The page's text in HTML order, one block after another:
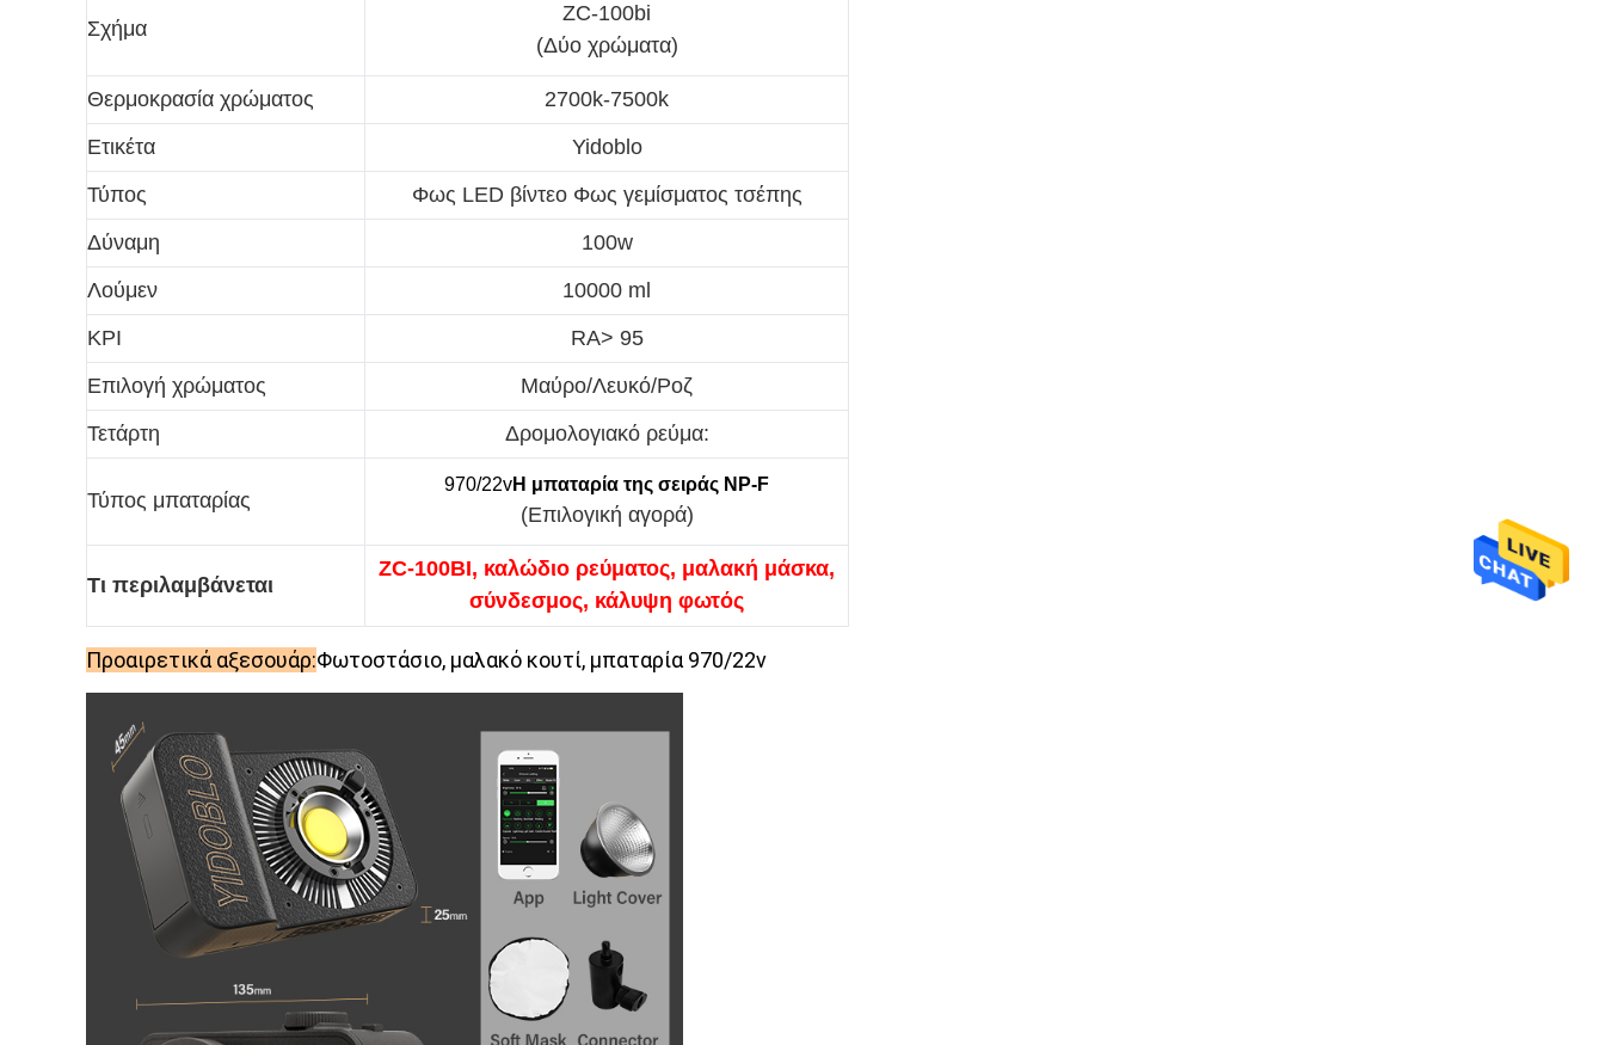
Σχήμα
ZC-100bi
(Δύο χρώματα)
Θερμοκρασία χρώματος
2700k-7500k
Ετικέτα
Yidoblo
Τύπος
Φως LED βίντεο Φως γεμίσματος τσέπης
Δύναμη
100w
Λούμεν
10000 ml
ΚΡΙ
RA> 95
Επιλογή χρώματος
Μαύρο/Λευκό/Ροζ
Τετάρτη
Δρομολογιακό ρεύμα:
Τύπος μπαταρίας
970/22vΗ μπαταρία της σειράς NP-F
(Επιλογική αγορά)
Τι περιλαμβάνεται
ZC-100BI, καλώδιο ρεύματος, μαλακή μάσκα,
σύνδεσμος, κάλυψη φωτός
Προαιρετικά αξεσουάρ:Φωτοστάσιο, μαλακό κουτί, μπαταρία 970/22v